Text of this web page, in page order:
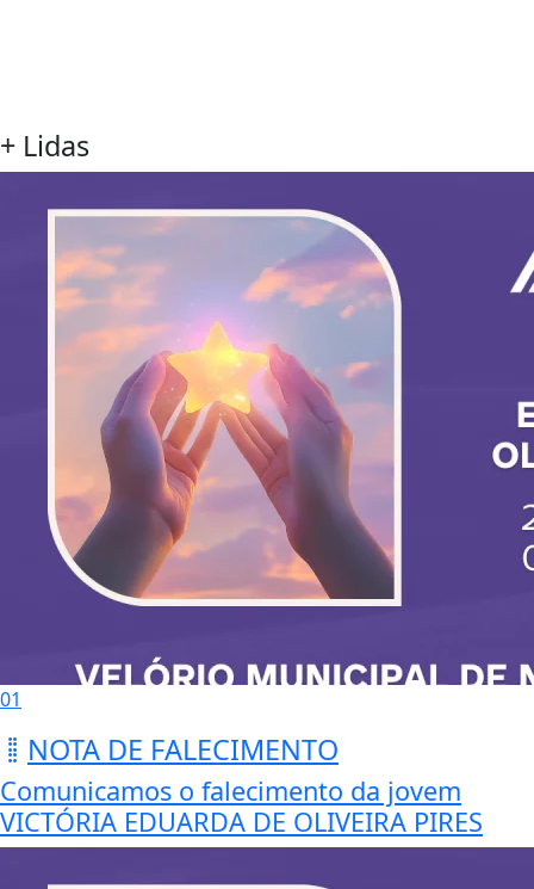
+ Lidas
01
NOTA DE FALECIMENTO
Comunicamos o falecimento da jovem
VICTÓRIA EDUARDA DE OLIVEIRA PIRES